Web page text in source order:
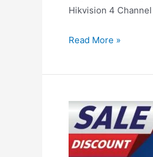
Hikvision 4
Read More »